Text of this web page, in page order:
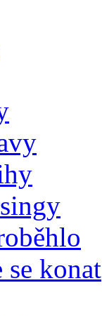
se konat